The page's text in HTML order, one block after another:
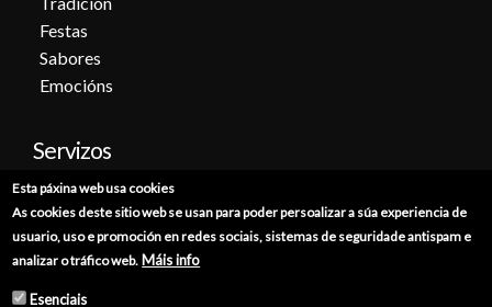
Festas
Sabores
Emocións
Servizos
Cita previa
Sede electrónica
Catálogo de trámites
Esta páxina web usa cookies
As cookies deste sitio web se usan para poder persoalizar a súa experiencia de
usuario, uso e promoción en redes sociais, sistemas de seguridade antispam e
analizar o tráfico web. Máis info
Esenciais